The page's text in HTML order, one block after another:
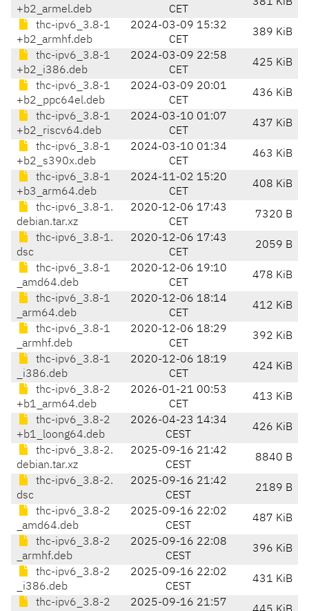
+b2_armel.deb
CET
thc-ipv6_3.8-1
+b2_armhf.deb
2024-03-09 15:32
CET
389 KiB
thc-ipv6_3.8-1
+b2_i386.deb
2024-03-09 22:58
CET
425 KiB
thc-ipv6_3.8-1
+b2_ppc64el.deb
2024-03-09 20:01
CET
436 KiB
thc-ipv6_3.8-1
+b2_riscv64.deb
2024-03-10 01:07
CET
437 KiB
thc-ipv6_3.8-1
+b2_s390x.deb
2024-03-10 01:34
CET
463 KiB
thc-ipv6_3.8-1
+b3_arm64.deb
2024-11-02 15:20
CET
408 KiB
thc-ipv6_3.8-1.
debian.tar.xz
2020-12-06 17:43
CET
7320 B
thc-ipv6_3.8-1.
dsc
2020-12-06 17:43
CET
2059 B
thc-ipv6_3.8-1
_amd64.deb
2020-12-06 19:10
CET
478 KiB
thc-ipv6_3.8-1
_arm64.deb
2020-12-06 18:14
CET
412 KiB
thc-ipv6_3.8-1
_armhf.deb
2020-12-06 18:29
CET
392 KiB
thc-ipv6_3.8-1
_i386.deb
2020-12-06 18:19
CET
424 KiB
thc-ipv6_3.8-2
+b1_arm64.deb
2026-01-21 00:53
CET
413 KiB
thc-ipv6_3.8-2
+b1_loong64.deb
2026-04-23 14:34
CEST
426 KiB
thc-ipv6_3.8-2.
debian.tar.xz
2025-09-16 21:42
CEST
8840 B
thc-ipv6_3.8-2.
dsc
2025-09-16 21:42
CEST
2189 B
thc-ipv6_3.8-2
_amd64.deb
2025-09-16 22:02
CEST
487 KiB
thc-ipv6_3.8-2
_armhf.deb
2025-09-16 22:08
CEST
396 KiB
thc-ipv6_3.8-2
_i386.deb
2025-09-16 22:02
CEST
431 KiB
thc-ipv6_3.8-2
2025-09-16 21:57